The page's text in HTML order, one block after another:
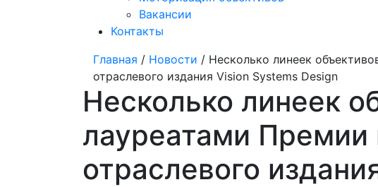
Вакансии
Контакты
Главная / Новости / Несколько линеек
отраслевого издания Vision Systems Design
Несколько линеек
лауреатами Премии
отраслевого